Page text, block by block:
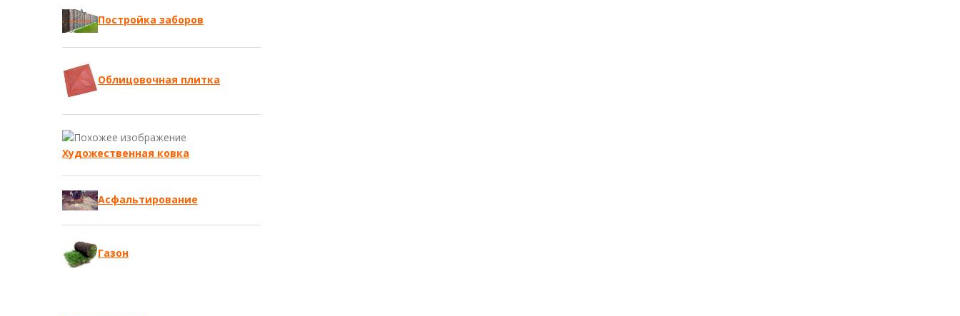
Постройка заборов
Облицовочная плитка
Художественная ковка
Асфальтирование
Газон